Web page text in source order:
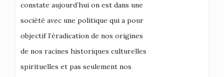
constate aujourd’hui on est dans une
société avec une politique qui a pour
objectif l’éradication de nos origines
de nos racines historiques culturelles
spirituelles et pas seulement nos